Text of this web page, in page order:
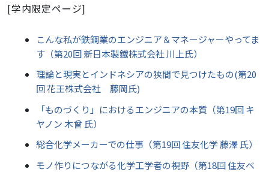
[学内限定ページ]
こんな私が鉄鋼業のエンジニア＆マネージャーやってま
す（第20回 新日本製鐵株式会社 川上氏）
理論と現実とインドネシアの狭間で見つけたもの(第20
回 花王株式会社 藤岡氏)
「ものづくり」におけるエンジニアの本質（第19回 キ
ヤノン 木曾 氏）
総合化学メーカーでの仕事（第19回 住友化学 藤澤 氏）
モノ作りにつながる化学工学者の視野（第18回 住友ベ